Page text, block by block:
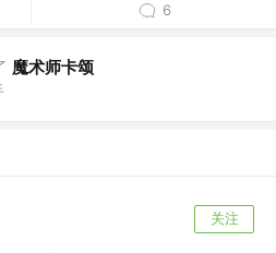
6
魔术师卡颂
关注